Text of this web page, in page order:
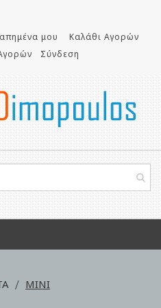
περιεχόμενο
μου
Καλάθι Αγορών
Σύνδεση
MINI